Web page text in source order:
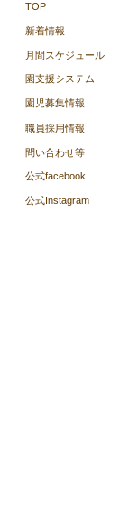
TOP
新着情報
月間スケジュール
園支援システム
園児募集情報
職員採用情報
​問い合わせ等
公式facebook
公式Instagram